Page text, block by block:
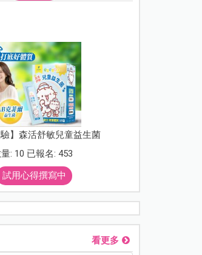
驗】森活舒敏兒童益生菌
: 10 已報名: 453
試用心得撰寫中
看更多